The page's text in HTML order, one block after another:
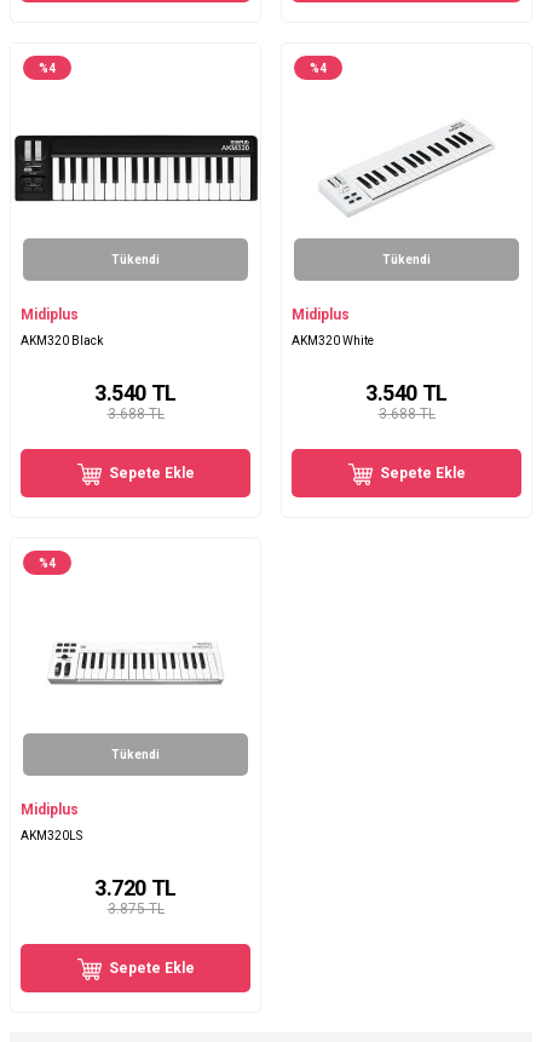
%4
Tükendi
Midiplus
AKM320 Black
3.688 TL
3.540 TL
Sepete Ekle
%4
Tükendi
Midiplus
AKM320 White
3.688 TL
3.540 TL
Sepete Ekle
%4
Tükendi
Midiplus
AKM320LS
3.875 TL
3.720 TL
Sepete Ekle